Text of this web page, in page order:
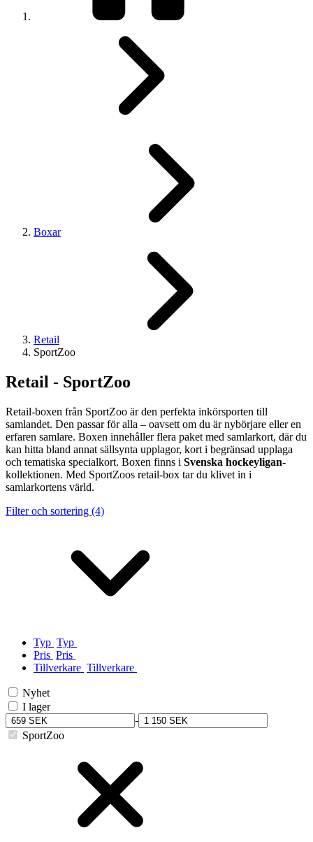
Boxar
Retail
SportZoo
Retail - SportZoo
Retail-boxen från SportZoo är den perfekta inkörsporten till
samlandet. Den passar för alla – oavsett om du är nybörjare eller en
erfaren samlare. Boxen innehåller flera paket med samlarkort, där du
kan hitta bland annat sällsynta upplagor, kort i begränsad upplaga
och tematiska specialkort. Boxen finns i Svenska hockeyligan-
kollektionen. Med SportZoos retail-box tar du klivet in i
samlarkortens värld.
Filter och sortering (4)
Typ Typ
Pris Pris
Tillverkare Tillverkare
Nyhet
I lager
-
SportZoo